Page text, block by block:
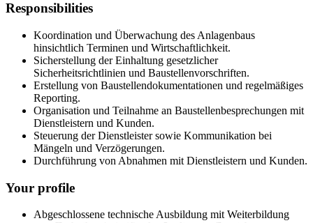
Responsibilities
Koordination und Überwachung des Anlagenbaus
hinsichtlich Terminen und Wirtschaftlichkeit.
Sicherstellung der Einhaltung gesetzlicher
Sicherheitsrichtlinien und Baustellenvorschriften.
Erstellung von Baustellendokumentationen und regelmäßiges
Reporting.
Organisation und Teilnahme an Baustellenbesprechungen mit
Dienstleistern und Kunden.
Steuerung der Dienstleister sowie Kommunikation bei
Mängeln und Verzögerungen.
Durchführung von Abnahmen mit Dienstleistern und Kunden.
Your profile
Abgeschlossene technische Ausbildung mit Weiterbildung